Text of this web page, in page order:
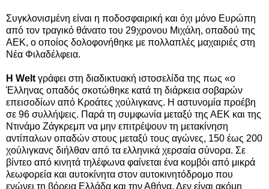
Συγκλονισμένη είναι η ποδοσφαιρική και όχι μόνο Ευρώπη
από τον τραγικό θάνατο του 29χρονου Μιχάλη, οπαδού της
ΑΕΚ, ο οποίος δολοφονήθηκε με πολλαπλές μαχαιριές στη
Νέα Φιλαδέλφεια.
Η Welt γράφει στη διαδικτυακή ιστοσελίδα της πως «ο
Έλληνας οπαδός σκοτώθηκε κατά τη διάρκεια σοβαρών
επεισοδίων από Κροάτες χούλιγκανς. Η αστυνομία προέβη
σε 96 συλλήψεις. Παρά τη συμφωνία μεταξύ της ΑΕΚ και της
Ντινάμο Ζάγκρεμπ να μην επιτρέψουν τη μετακίνηση
αντίπαλων οπαδών στους μεταξύ τους αγώνες, 150 έως 200
χούλιγκανς διήλθαν από τα ελληνικά χερσαία σύνορα. Σε
βίντεο από κινητά τηλέφωνα φαίνεται ένα κομβόι από μικρά
λεωφορεία και αυτοκίνητα στον αυτοκινητόδρομο που
ενώνει τη βόρεια Ελλάδα και την Αθήνα. Δεν είναι ακόμη